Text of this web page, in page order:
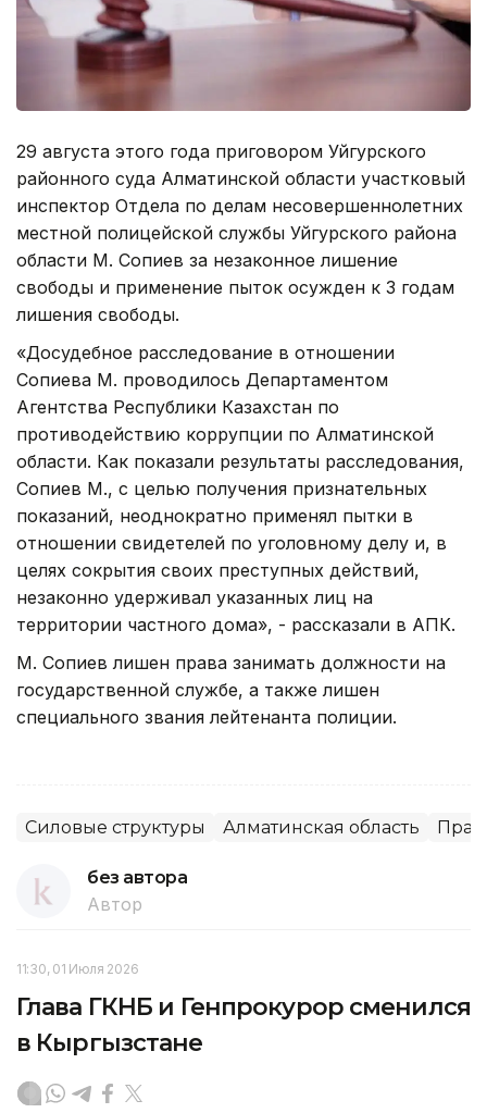
29 августа этого года приговором Уйгурского
районного суда Алматинской области участковый
инспектор Отдела по делам несовершеннолетних
местной полицейской службы Уйгурского района
области М. Сопиев за незаконное лишение
свободы и применение пыток осужден к 3 годам
лишения свободы.
«Досудебное расследование в отношении
Сопиева М. проводилось Департаментом
Агентства Республики Казахстан по
противодействию коррупции по Алматинской
области. Как показали результаты расследования,
Сопиев М., с целью получения признательных
показаний, неоднократно применял пытки в
отношении свидетелей по уголовному делу и, в
целях сокрытия своих преступных действий,
незаконно удерживал указанных лиц на
территории частного дома», - рассказали в АПК.
М. Сопиев лишен права занимать должности на
государственной службе, а также лишен
специального звания лейтенанта полиции.
Силовые структуры Алматинская область
без автора
Автор
11:30, 01 Июля 2026
Глава ГКНБ и Генпрокурор сменился
в Кыргызстане